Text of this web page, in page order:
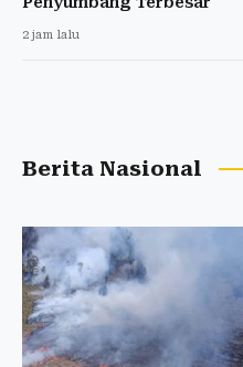
2 jam lalu
Berita Nasional